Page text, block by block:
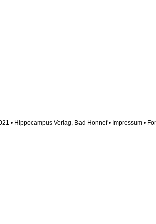
• Hippocampus Verlag, Bad Honnef • Impressum •